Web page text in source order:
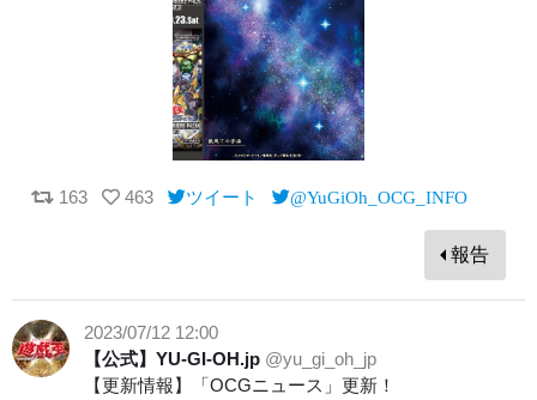
163 463 ツイート @YuGiOh_OCG_INFO
報告
2023/07/12 12:00
【公式】YU-GI-OH.jp @yu_gi_oh_jp
【更新情報】「OCGニュース」更新！